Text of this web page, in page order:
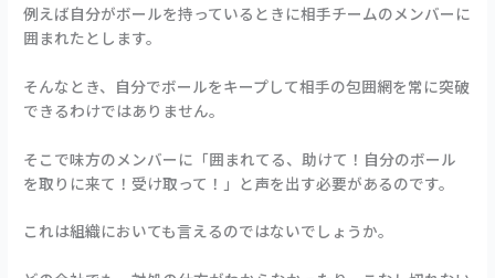
例えば自分がボールを持っているときに相手チームのメンバーに
囲まれたとします。
そんなとき、自分でボールをキープして相手の包囲網を常に突破
できるわけではありません。
そこで味方のメンバーに「囲まれてる、助けて！自分のボール
を取りに来て！受け取って！」と声を出す必要があるのです。
これは組織においても言えるのではないでしょうか。